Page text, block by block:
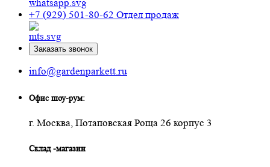
+7 (929) 501-80-62 Отдел продаж
Заказать звонок
info@gardenparkett.ru
Офис шоу-рум:
г. Москва, Потаповская Роща 26 корпус 3
Склад -магазин